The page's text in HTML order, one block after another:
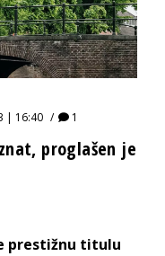
| 16:40 1
proglašen je
prestižnu titulu